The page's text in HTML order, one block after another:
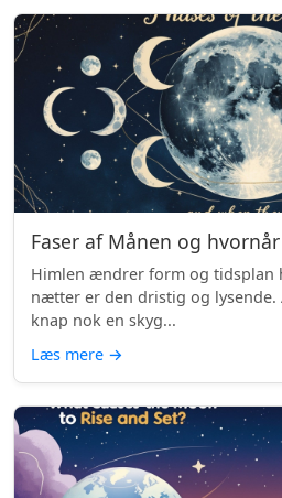
Faser af Månen og
Himlen ændrer form og tidsplan
nætter er den dristig og lysende.
knap nok en skyg...
Læs mere →